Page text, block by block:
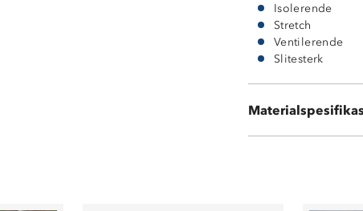
Isolerende
Stretch
Ventilerende
Slitesterk
68 % ull
2 % spandex